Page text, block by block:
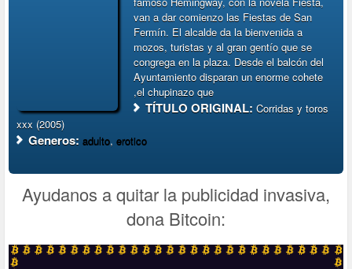
van a dar comienzo las Fiestas de San
Fermín. El alcalde da la bienvenida a
mozos, turistas y al gran gentío que se
congrega en la plaza. Desde el balcón del
Ayuntamiento disparan un enorme cohete
,el chupinazo que
TÍTULO ORIGINAL:Corridas y toros
xxx (2005)
Generos:adulto, erotico
Ayudanos a quitar la publicidad invasiva,
dona Bitcoin: